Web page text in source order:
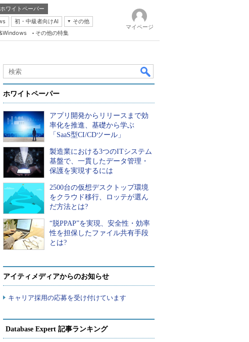
ホワイトペーパー
初・中級者向けAI
その他
Network
その他の特集
マイページ
ホワイトペーパー
アプリ開発からリリースまで効
率化を推進、基礎から学ぶ
「SaaS型CI/CDツール」
製造業における3つのITシステム
基盤で、一貫したデータ管理・
保護を実現するには
2500台の仮想デスクトップ環境
をクラウド移行、ロッテが選ん
だ方法とは?
“脱PPAP”を実現、安全性・効率
性を担保したファイル共有手段
とは?
アイティメディアからのお知らせ
キャリア採用の応募を受け付けています
Database Expert 記事ランキング